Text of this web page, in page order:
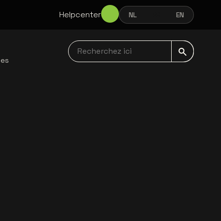
Helpcenter NEDERLANDS
NL FRANÇAISENGLISH
EN
Recherchez ici navbar